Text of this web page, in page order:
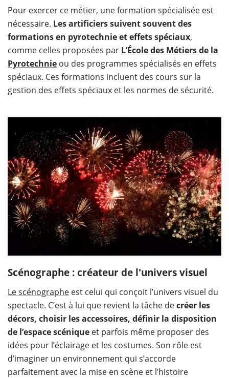
Pour exercer ce métier, une formation spécialisée est
nécessaire. Les artificiers suivent souvent des
formations en pyrotechnie et effets spéciaux,
comme celles proposées par L’École des Métiers de la
Pyrotechnie ou des programmes spécialisés en effets
spéciaux. Ces formations incluent des cours sur la
gestion des effets spéciaux et les normes de sécurité.
Scénographe : créateur de l'univers visuel
Le scénographe est celui qui conçoit l’univers visuel du
spectacle. C’est à lui que revient la tâche decréer les
décors, choisir les accessoires, définir la disposition
de l’espace scénique et parfois même proposer des
idées pour l’éclairage et les costumes. Son rôle est
d’imaginer un environnement qui s’accorde
parfaitement avec la mise en scène et l’histoire